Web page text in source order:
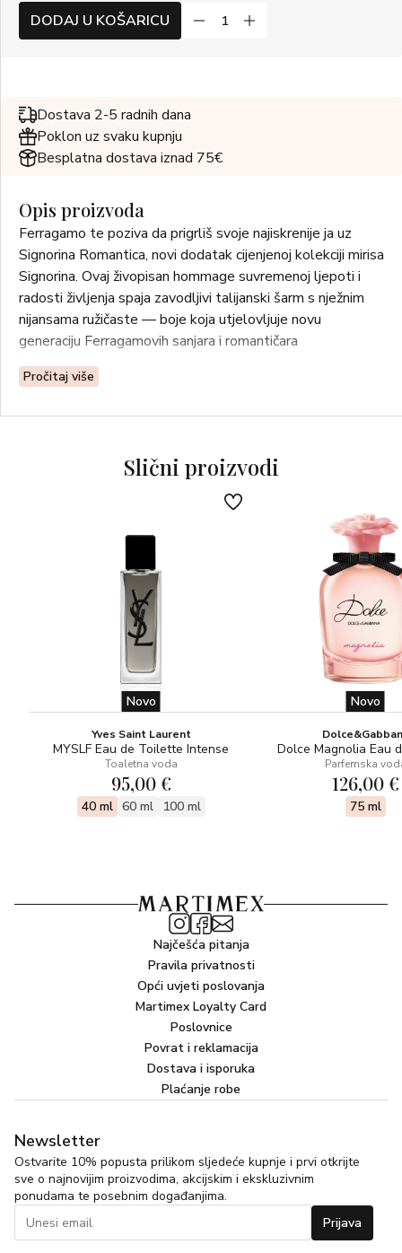
DODAJ U KOŠARICU
Dostava 2-5 radnih dana
Poklon uz svaku kupnju
Besplatna dostava iznad 75€
Opis proizvoda
Ferragamo te poziva da prigrliš svoje najiskrenije ja uz
Signorina Romantica, novi dodatak cijenjenoj kolekciji mirisa
Signorina. Ovaj živopisan hommage suvremenoj ljepoti i
radosti življenja spaja zavodljivi talijanski šarm s nježnim
nijansama ružičaste — boje koja utjelovljuje novu
generaciju Ferragamovih sanjara i romantičara
Pročitaj više
Slični proizvodi
Novo
Yves Saint Laurent
MYSLF Eau de Toilette Intense
Toaletna voda
95,00 €
40 ml 60 ml 100 ml
Novo
Dolce Magnolia Eau
Parfemska
126,00 €
75 ml
Najčešća pitanja
Pravila privatnosti
Opći uvjeti poslovanja
Martimex Loyalty Card
Poslovnice
Povrat i reklamacija
Dostava i isporuka
Plaćanje robe
Newsletter
Ostvarite 10% popusta prilikom sljedeće kupnje i prvi otkrijte
sve o najnovijim proizvodima, akcijskim i ekskluzivnim
ponudama te posebnim događanjima.
Prijava